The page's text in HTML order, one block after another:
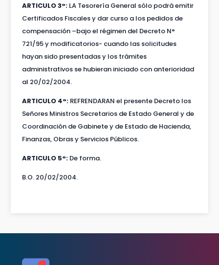
ARTICULO 3°:LA Tesorería General sólo podrá emitir
Certificados Fiscales y dar curso a los pedidos de
compensación –bajo el régimen del Decreto N°
721/95 y modificatorios- cuando las solicitudes
hayan sido presentadas y los trámites
administrativos se hubieran iniciado con anterioridad
al 20/02/2004.
ARTICULO 4°:REFRENDARAN el presente Decreto los
Señores Ministros Secretarios de Estado General y de
Coordinación de Gabinete y de Estado de Hacienda,
Finanzas, Obras y Servicios Públicos.
ARTICULO 5°:De forma.
B.O. 20/02/2004.